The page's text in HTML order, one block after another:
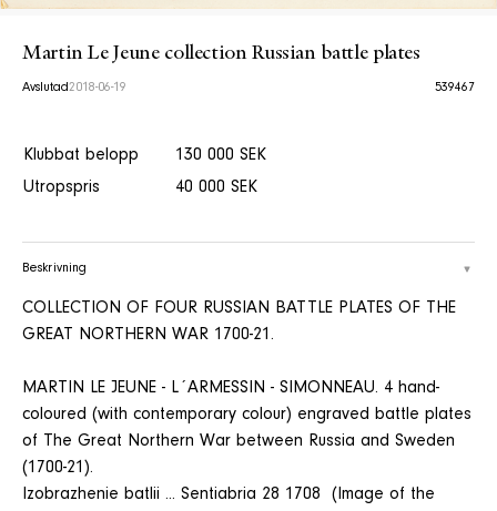
Martin Le Jeune collection Russian battle plates
Avslutad2018-06-19 539467
Klubbat belopp
130 000 SEK
Utropspris
40 000 SEK
Beskrivning
COLLECTION OF FOUR RUSSIAN BATTLE PLATES OF THE
GREAT NORTHERN WAR 1700-21.
MARTIN LE JEUNE - L´ARMESSIN - SIMONNEAU. 4 hand-
coloured (with contemporary colour) engraved battle plates
of The Great Northern War between Russia and Sweden
(1700-21).
Izobrazhenie batlii ... Sentiabria 28 1708 (Image of the